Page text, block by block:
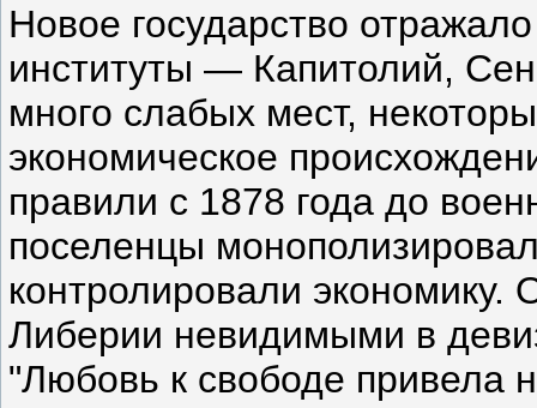
Новое государство
институты — Капитолий,
много слабых мест,
экономическое
правили с 1878 года до
поселенцы
контролировали
Либерии невидимыми в
"Любовь к свободе привела